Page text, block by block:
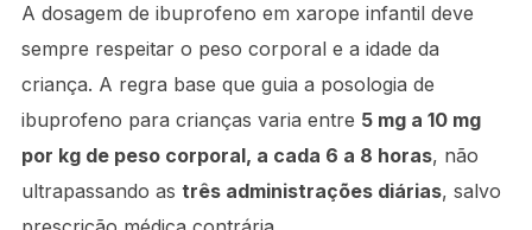
A dosagem de ibuprofeno em xarope infantil deve
sempre respeitar o peso corporal e a idade da
criança. A regra base que guia a posologia de
ibuprofeno para crianças varia entre 5 mg a 10 mg
por kg de peso corporal, a cada 6 a 8 horas, não
ultrapassando as três administrações diárias, salvo